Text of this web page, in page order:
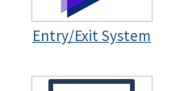
Entry/Exit System